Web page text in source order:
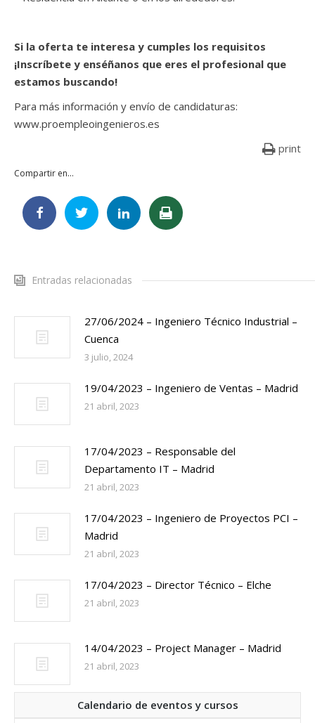
Si la oferta te interesa y cumples los requisitos
¡Inscríbete y enséñanos que eres el profesional que
estamos buscando!
Para más información y envío de candidaturas:
www.proempleoingenieros.es
print
Compartir en...
Entradas relacionadas
27/06/2024 – Ingeniero Técnico Industrial –
Cuenca
3 julio, 2024
19/04/2023 – Ingeniero de Ventas – Madrid
21 abril, 2023
17/04/2023 – Responsable del
Departamento IT – Madrid
21 abril, 2023
17/04/2023 – Ingeniero de Proyectos PCI –
Madrid
21 abril, 2023
17/04/2023 – Director Técnico – Elche
21 abril, 2023
14/04/2023 – Project Manager – Madrid
21 abril, 2023
Calendario de eventos y cursos